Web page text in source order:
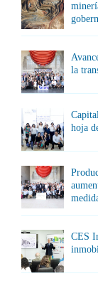
la
hoja
CES